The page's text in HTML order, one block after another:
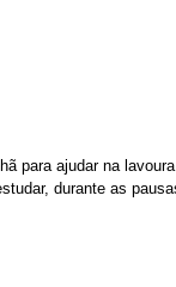
para ajudar na
durante as